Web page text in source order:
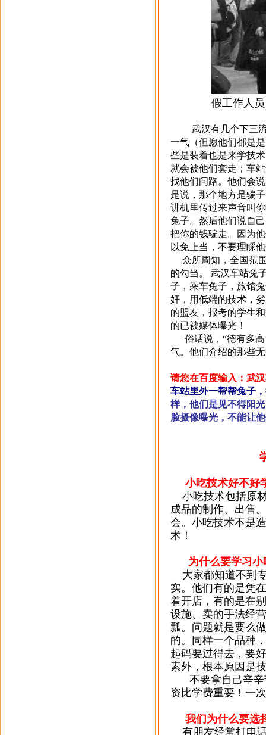
假工作人员（
武汉有几个下三流
一气（但愿他们都是
些是装着也是来学技
就会被他们套走；车
找他们问路。他们会
是说，那个地方是骗
讲机里传过来声音叫
兔子。然后他们说自
把你的钱骗走。因为
以免上当，不要理睬
众所周知，全国范
的勾当。 武汉车站兔
子，乘车兔子，旅馆
奸，用低端的技术，
的盟友，报考的学生
的已被媒体曝光！
俗话说，“德有多高
气。他们介绍的那些
请您在百度输入：武
车站里外一帮帮兔子
样，他们是见不得阳
脸摄像曝光，不能让
小吃技术好不好
小吃技术包括原
成品的制作、出售
会。小吃技术不是
术！
为什么要学习
大家都知道不到
实。 他们有的是凭
着开店，有的是在
设施、卖的手法经
瓢。问题就是要么
的。同样一个品种
起码要过得去，要
素外，根本原因是
不要拿自己辛
资比学费重要！ 一
我们为什么要选
有朋友经常打电